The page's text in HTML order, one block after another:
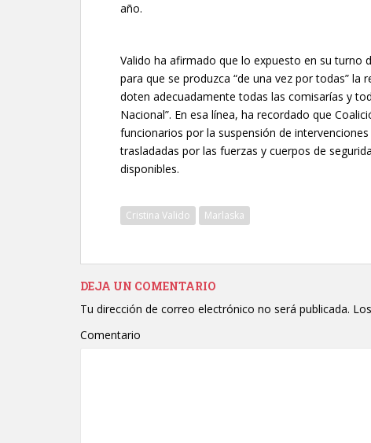
año.
Valido ha afirmado que lo expuesto en su turno
para que se produzca “de una vez por todas” la
doten adecuadamente todas las comisarías y
Nacional”. En esa línea, ha recordado que
funcionarios por la suspensión de
trasladadas por las fuerzas y cuerpos de
disponibles.
Cristina Valido Marlaska
DEJA UN COMENTARIO
Tu dirección de correo electrónico no será publicada.
Comentario